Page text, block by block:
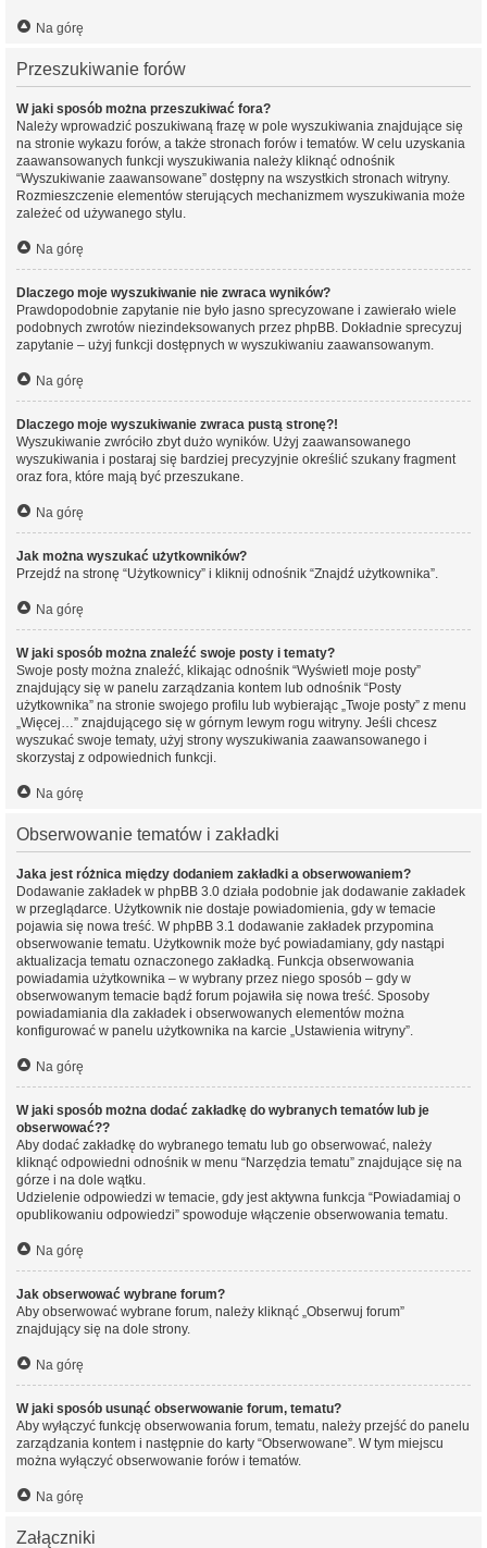
Na górę
Przeszukiwanie forów
W jaki sposób można przeszukiwać fora?
Należy wprowadzić poszukiwaną frazę w pole wyszukiwania znajdujące się
na stronie wykazu forów, a także stronach forów i tematów. W celu uzyskania
zaawansowanych funkcji wyszukiwania należy kliknąć odnośnik
“Wyszukiwanie zaawansowane” dostępny na wszystkich stronach witryny.
Rozmieszczenie elementów sterujących mechanizmem wyszukiwania może
zależeć od używanego stylu.
Na górę
Dlaczego moje wyszukiwanie nie zwraca wyników?
Prawdopodobnie zapytanie nie było jasno sprecyzowane i zawierało wiele
podobnych zwrotów niezindeksowanych przez phpBB. Dokładnie sprecyzuj
zapytanie – użyj funkcji dostępnych w wyszukiwaniu zaawansowanym.
Na górę
Dlaczego moje wyszukiwanie zwraca pustą stronę?!
Wyszukiwanie zwróciło zbyt dużo wyników. Użyj zaawansowanego
wyszukiwania i postaraj się bardziej precyzyjnie określić szukany fragment
oraz fora, które mają być przeszukane.
Na górę
Jak można wyszukać użytkowników?
Przejdź na stronę “Użytkownicy” i kliknij odnośnik “Znajdź użytkownika”.
Na górę
W jaki sposób można znaleźć swoje posty i tematy?
Swoje posty można znaleźć, klikając odnośnik “Wyświetl moje posty”
znajdujący się w panelu zarządzania kontem lub odnośnik “Posty
użytkownika” na stronie swojego profilu lub wybierając „Twoje posty” z menu
„Więcej…” znajdującego się w górnym lewym rogu witryny. Jeśli chcesz
wyszukać swoje tematy, użyj strony wyszukiwania zaawansowanego i
skorzystaj z odpowiednich funkcji.
Na górę
Obserwowanie tematów i zakładki
Jaka jest różnica między dodaniem zakładki a obserwowaniem?
Dodawanie zakładek w phpBB 3.0 działa podobnie jak dodawanie zakładek
w przeglądarce. Użytkownik nie dostaje powiadomienia, gdy w temacie
pojawia się nowa treść. W phpBB 3.1 dodawanie zakładek przypomina
obserwowanie tematu. Użytkownik może być powiadamiany, gdy nastąpi
aktualizacja tematu oznaczonego zakładką. Funkcja obserwowania
powiadamia użytkownika – w wybrany przez niego sposób – gdy w
obserwowanym temacie bądź forum pojawiła się nowa treść. Sposoby
powiadamiania dla zakładek i obserwowanych elementów można
konfigurować w panelu użytkownika na karcie „Ustawienia witryny”.
Na górę
W jaki sposób można dodać zakładkę do wybranych tematów lub je
obserwować??
Aby dodać zakładkę do wybranego tematu lub go obserwować, należy
kliknąć odpowiedni odnośnik w menu “Narzędzia tematu” znajdujące się na
górze i na dole wątku.
Udzielenie odpowiedzi w temacie, gdy jest aktywna funkcja “Powiadamiaj o
opublikowaniu odpowiedzi” spowoduje włączenie obserwowania tematu.
Na górę
Jak obserwować wybrane forum?
Aby obserwować wybrane forum, należy kliknąć „Obserwuj forum”
znajdujący się na dole strony.
Na górę
W jaki sposób usunąć obserwowanie forum, tematu?
Aby wyłączyć funkcję obserwowania forum, tematu, należy przejść do panelu
zarządzania kontem i następnie do karty “Obserwowane”. W tym miejscu
można wyłączyć obserwowanie forów i tematów.
Na górę
Załączniki